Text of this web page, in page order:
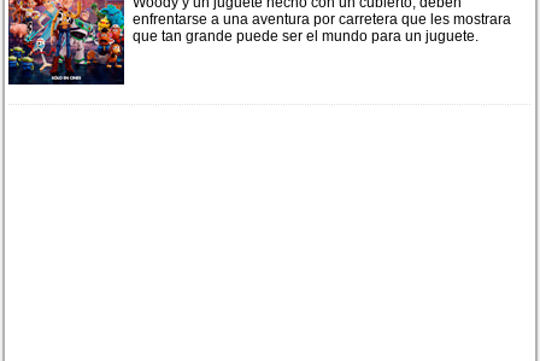
enfrentarse a una aventura por carretera que les mostrara
que tan grande puede ser el mundo para un juguete.